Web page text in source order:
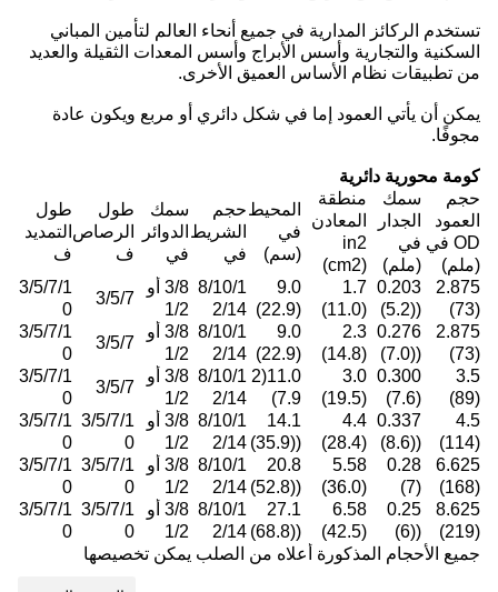
تستخدم الركائز المدارية في جميع أنحاء العالم لتأمين المباني
السكنية والتجارية وأسس الأبراج وأسس المعدات الثقيلة والعديد
من تطبيقات نظام الأساس العميق الأخرى.
يمكن أن يأتي العمود إما في شكل دائري أو مربع ويكون عادة
مجوفًا.
كومة محورية دائرية
حجم
العمود
OD في
(ملم)
سمك
الجدار
في
(ملم)
منطقة
المعادن
in2
(cm2)
المحيط
في
(سم)
حجم
الشريط
في
سمك
الدوائر
في
طول
الرصاص
ف
طول
التمديد
ف
2.875
(73)
0.203
((5.2)
1.7
(11.0)
9.0
(22.9)
8/10/1
2/14
3/8 أو
1/2
3/5/7
3/5/7/1
0
2.875
(73)
0.276
((7.0)
2.3
(14.8)
9.0
(22.9)
8/10/1
2/14
3/8 أو
1/2
3/5/7
3/5/7/1
0
3.5
(89)
0.300
(7.6)
3.0
(19.5)
11.0(2
7.9)
8/10/1
2/14
3/8 أو
1/2
3/5/7
3/5/7/1
0
4.5
(114)
0.337
((8.6)
4.4
(28.4)
14.1
((35.9)
8/10/1
2/14
3/8 أو
1/2
3/5/7/1
0
3/5/7/1
0
6.625
(168)
0.28
(7)
5.58
(36.0)
20.8
((52.8)
8/10/1
2/14
3/8 أو
1/2
3/5/7/1
0
3/5/7/1
0
8.625
(219)
0.25
((6)
6.58
(42.5)
27.1
((68.8)
8/10/1
2/14
3/8 أو
1/2
3/5/7/1
0
3/5/7/1
0
جميع الأحجام المذكورة أعلاه من الصلب يمكن تخصيصها